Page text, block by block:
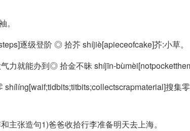
逐级登阶 ◎ 拾芥 shíjiè[apieceofcake]芥:小草。
力就能办到◎ 拾金不昧 shíjīn-
搜集
主张造句1)爸爸收拾行李准备明天去上海。